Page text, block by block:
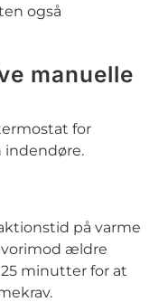
også
manuelle
for
indendøre.
på varme
ældre
minutter for at